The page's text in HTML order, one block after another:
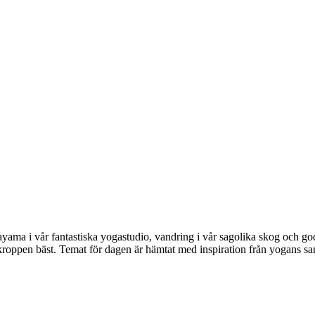
i vår fantastiska yogastudio, vandring i vår sagolika skog och
bäst. Temat för dagen är hämtat med inspiration från yogans